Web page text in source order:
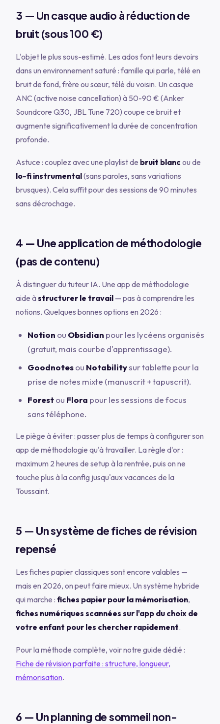
3 — Un casque audio à réduction de
bruit (sous 100 €)
L'objet le plus sous-estimé. Les ados font leurs devoirs
dans un environnement saturé : famille qui parle, télé en
bruit de fond, frère ou sœur, télé du voisin. Un casque
ANC (active noise cancellation) à 50-90 € (Anker
Soundcore Q30, JBL Tune 720) coupe ce bruit et
augmente significativement la durée de concentration
profonde.
Astuce : couplez avec une playlist de bruit blancou de
lo-fi instrumental(sans paroles, sans variations
brusques). Cela suffit pour des sessions de 90 minutes
sans décrochage.
4 — Une application de méthodologie
(pas de contenu)
À distinguer du tuteur IA. Une app de méthodologie
aide àstructurer le travail — pas à comprendre les
notions. Quelques bonnes options en 2026 :
Notion ou Obsidian pour les lycéens organisés
(gratuit, mais courbe d'apprentissage).
Goodnotesou Notabilitysur tablette pour la
prise de notes mixte (manuscrit + tapuscrit).
Forestou Flora pour les sessions de focus
sans téléphone.
Le piège à éviter : passer plus de temps à configurer son
app de méthodologie qu'à travailler. La règle d'or :
maximum 2 heures de setup à la rentrée, puis on ne
touche plus à la config jusqu'aux vacances de la
Toussaint.
5 — Un système de fiches de révision
repensé
Les fiches papier classiques sont encore valables —
mais en 2026, on peut faire mieux. Un système hybride
qui marche : fiches papier pour la mémorisation,
fiches numériques scannées sur l'app du choix de
votre enfant pour les chercher rapidement.
Pour la méthode complète, voir notre guide dédié :
Fiche de révision parfaite : structure, longueur,
mémorisation.
6 — Un planning de sommeil non-